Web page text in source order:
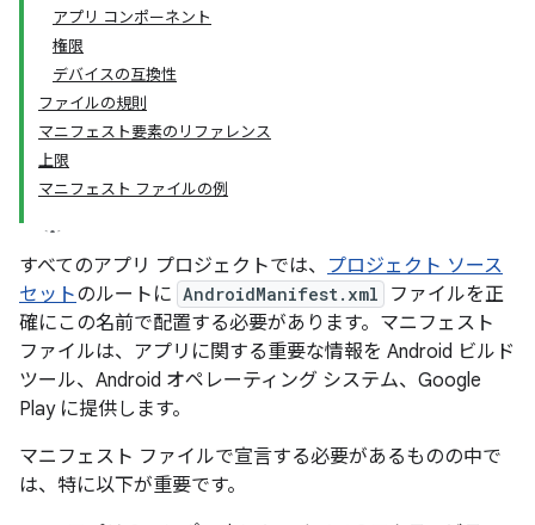
アプリ コンポーネント
権限
デバイスの互換性
ファイルの規則
マニフェスト要素のリファレンス
上限
マニフェスト ファイルの例
すべてのアプリ プロジェクトでは、 プロジェクト ソース
セットのルートに AndroidManifest.xml
ファイルを正
確にこの名前で配置する必要があります。 マニフェスト
ファイルは、アプリに関する重要な情報を Android ビルド
ツール、Android オペレーティング システム、Google
Play に提供します。
マニフェスト ファイルで宣言する必要があるものの中で
は、特に以下が重要です。